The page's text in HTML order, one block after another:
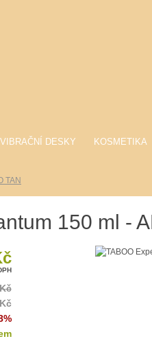
VIBRAČNÍ DESKY KOSMETIKA
TAN
150 ml -